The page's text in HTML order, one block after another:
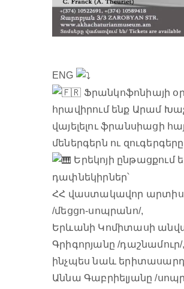
ENG
Ֆրանկոֆոնիայի
հրավիրում ենք Արամ
վայելելու ֆրանսիացի
մեներգերն ու զուգերգերը
Երեկոյի ընթացքում
դափնեկիրներ՝
ՀՀ վաստակավոր
/մեցցո-սոպրանո/,
Երևանի Կոմիտասի
Գրիգորյանը /դաշնամուր/,
ինչպես նաև երիտասարդ,
Աննա Գաբրիելյանը /